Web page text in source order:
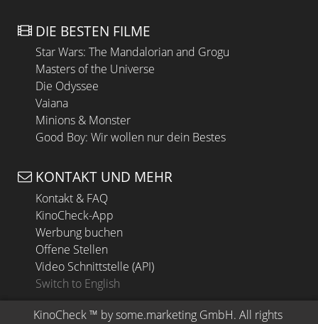
DIE BESTEN FILME
Star Wars: The Mandalorian and Grogu
Masters of the Universe
Die Odyssee
Vaiana
Minions & Monster
Good Boy: Wir wollen nur dein Bestes
KONTAKT UND MEHR
Kontakt & FAQ
KinoCheck-App
Werbung buchen
Offene Stellen
Video Schnittstelle (API)
Switch to English
KinoCheck ™ by some.marketing GmbH. All rights